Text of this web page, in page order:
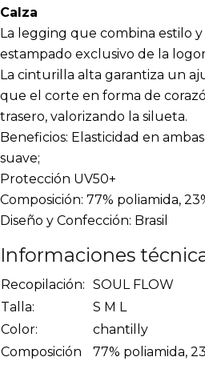
Calza
La legging que combina estilo
estampado exclusivo de la
La cinturilla alta garantiza un
que el corte en forma de
trasero, valorizando la silueta.
Beneficios: Elasticidad en
suave;
Protección UV50+
Composición: 77% poliamida,
Diseño y Confección: Brasil
Informaciones
Recopilación: SOUL FLOW
Talla:
S M L
Color:
chantilly
Composición
77% poliamida,